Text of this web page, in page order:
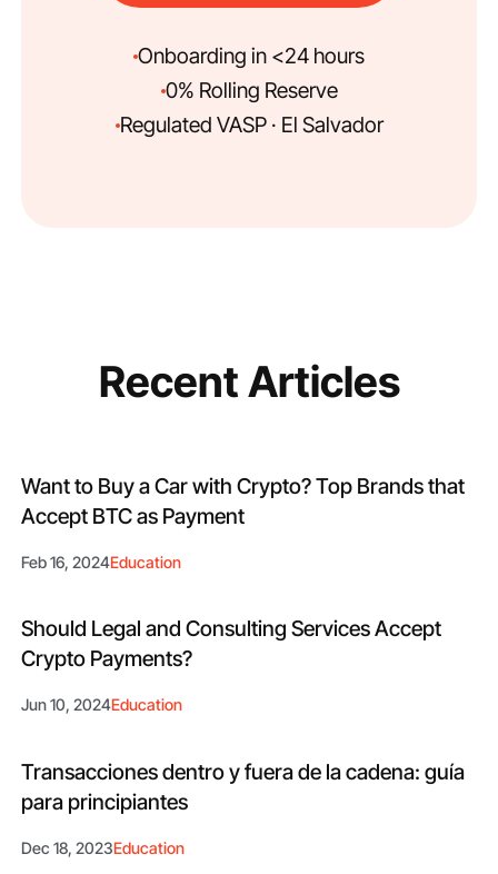
Onboarding in <24 hours
0% Rolling Reserve
Regulated VASP · El Salvador
Recent Articles
Want to Buy a Car with Crypto? Top Brands that
Accept BTC as Payment
Feb 16, 2024Education
Should Legal and Consulting Services Accept
Crypto Payments?
Jun 10, 2024Education
Transacciones dentro y fuera de la cadena: guía
para principiantes
Dec 18, 2023Education